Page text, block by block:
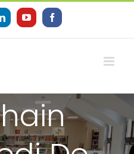
LinkedInYouTubeFacebook